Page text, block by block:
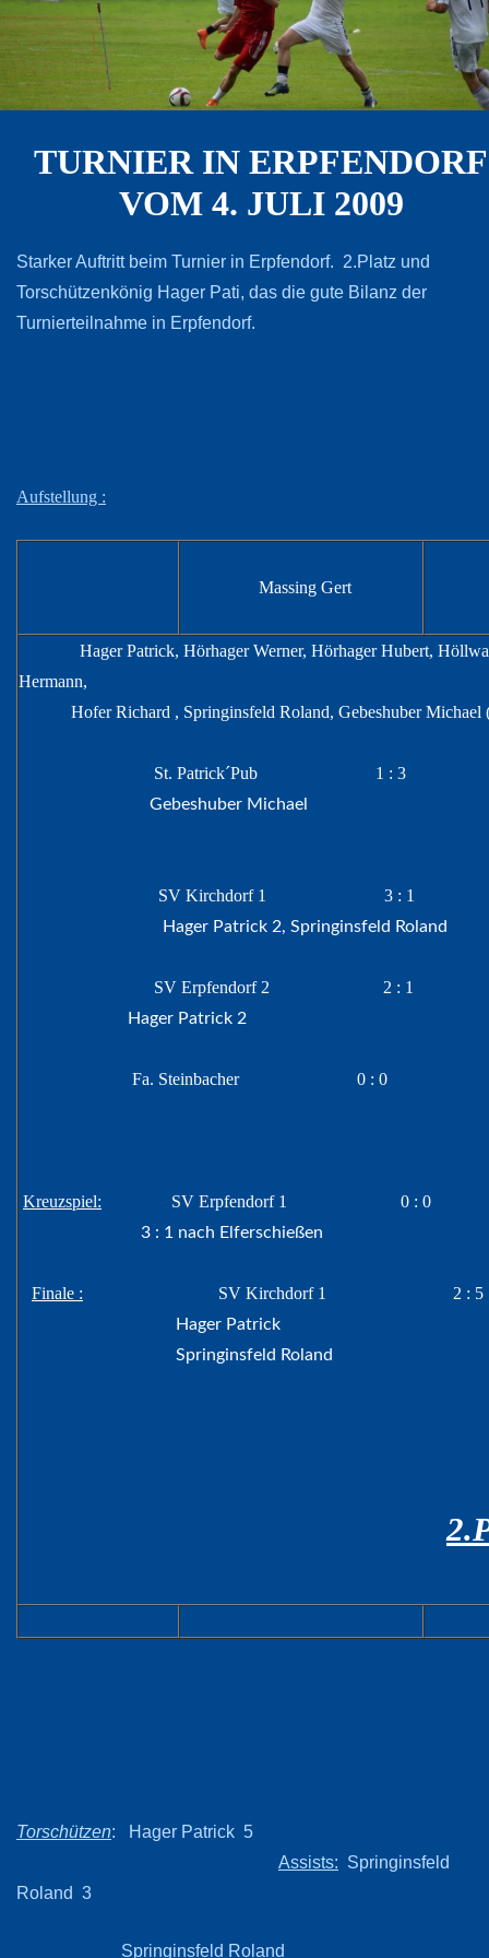
TURNIER IN ERPFENDORF
VOM 4. JULI 2009
Starker Auftritt beim Turnier in Erpfendorf. 2.Platz und
Torschützenkönig Hager Pati, das die gute Bilanz der
Turnierteilnahme in Erpfendorf.
Aufstellung :
Massing Gert
Hager Patrick, Hörhager Werner, Hörhager Hubert,
Hermann,
Hofer Richard , Springinsfeld Roland, Gebeshuber Michael
St. Patrick´Pub 1 : 3
Gebeshuber Michael
SV Kirchdorf 1 3 : 1
Hager Patrick 2, Springinsfeld Roland
SV Erpfendorf 2 2 : 1
Hager Patrick 2
Fa. Steinbacher 0 : 0
Kreuzspiel: SV Erpfendorf 1 0 : 0
3 : 1 nach Elferschießen
Finale : SV Kirchdorf 1 2 : 5
Hager Patrick
Springinsfeld Roland
Torschützen: Hager Patrick 5
Assists: Springinsfeld
Roland 3
Springinsfeld Roland